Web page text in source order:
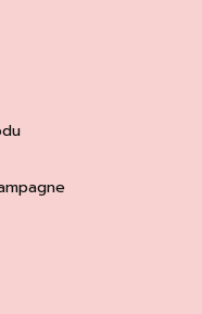
DOCG